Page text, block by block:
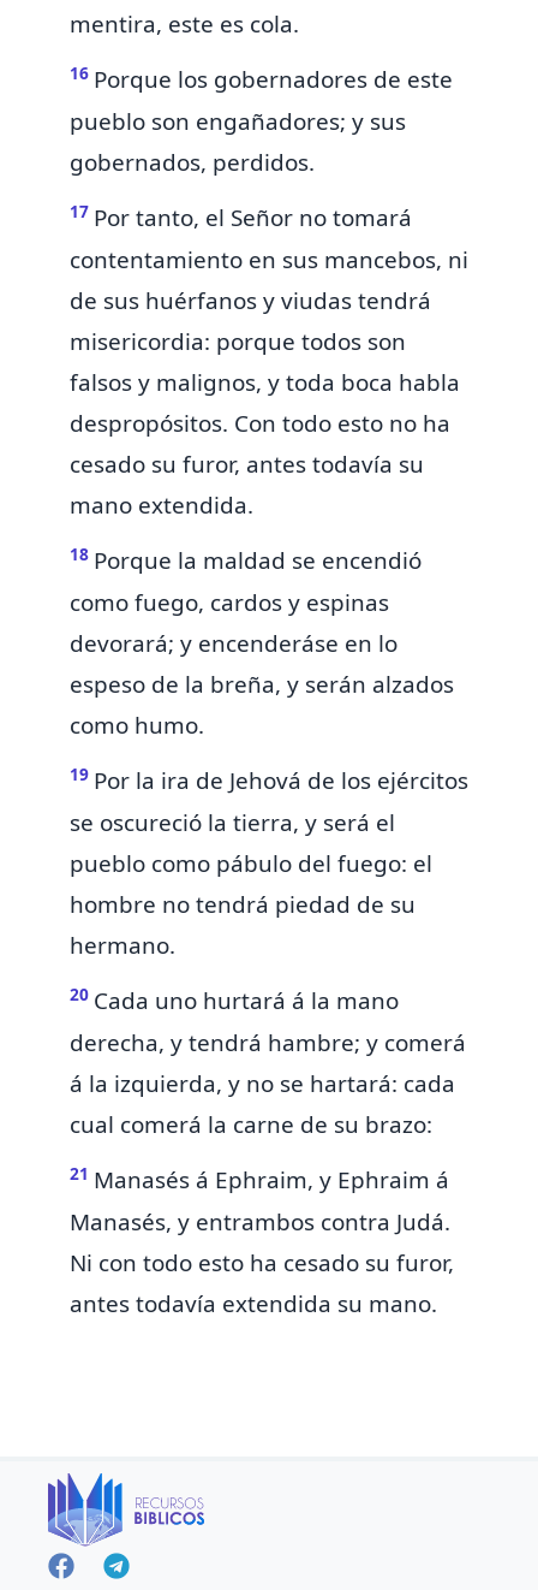
mentira, este es cola.
16 Porque los gobernadores de este
pueblo son engañadores; y sus
gobernados, perdidos.
17 Por tanto, el Señor no tomará
contentamiento en sus mancebos, ni
de sus huérfanos y viudas tendrá
misericordia: porque todos son
falsos y malignos, y toda boca habla
despropósitos. Con todo esto no ha
cesado su furor, antes todavía su
mano extendida.
18 Porque la maldad se encendió
como fuego, cardos y espinas
devorará; y encenderáse en lo
espeso de la breña, y serán alzados
como humo.
19 Por la ira de Jehová de los ejércitos
se oscureció la tierra, y será el
pueblo como pábulo del fuego: el
hombre no tendrá piedad de su
hermano.
20 Cada uno hurtará á la mano
derecha, y tendrá hambre; y comerá
á la izquierda, y no se hartará: cada
cual comerá la carne de su brazo:
21 Manasés á Ephraim, y Ephraim á
Manasés, y entrambos contra Judá.
Ni con todo esto ha cesado su furor,
antes todavía extendida su mano.